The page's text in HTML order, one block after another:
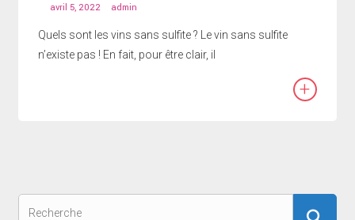
avril 5, 2022 admin
Quels sont les vins sans sulfite ? Le vin sans sulfite
n’existe pas ! En fait, pour être clair, il
+